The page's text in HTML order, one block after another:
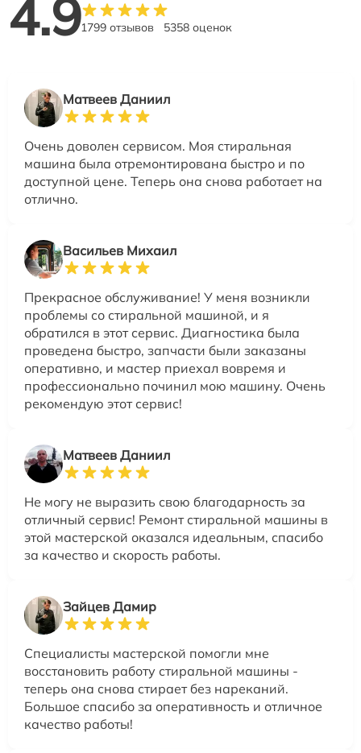
4.91799 отзывов 5358 оценок
Матвеев Даниил
Очень доволен сервисом. Моя стиральная
машина была отремонтирована быстро и по
доступной цене. Теперь она снова работает на
отлично.
Васильев Михаил
Прекрасное обслуживание! У меня возникли
проблемы со стиральной машиной, и я
обратился в этот сервис. Диагностика была
проведена быстро, запчасти были заказаны
оперативно, и мастер приехал вовремя и
профессионально починил мою машину. Очень
рекомендую этот сервис!
Матвеев Даниил
Не могу не выразить свою благодарность за
отличный сервис! Ремонт стиральной машины в
этой мастерской оказался идеальным, спасибо
за качество и скорость работы.
Зайцев Дамир
Специалисты мастерской помогли мне
восстановить работу стиральной машины -
теперь она снова стирает без нареканий.
Большое спасибо за оперативность и отличное
качество работы!